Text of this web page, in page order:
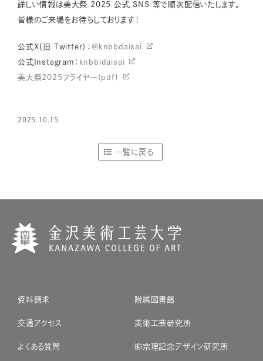
詳しい情報は美大祭 2025 公式 SNS 等で順次配信いたします。
皆様のご来場をお待ちしております！
公式X（旧 Twitter）： @knbbdaisai
公式Instagram： knbbidaisai
美大祭2025フライヤー(pdf)
2025.10.15
一覧に戻る
資料請求
交通アクセス
よくある質問
附属図書館
美術工芸研究所
柳宗理記念デザイン研究所